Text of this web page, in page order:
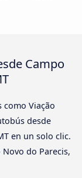
Campo
como Viação
desde
en un solo clic.
do Parecis,